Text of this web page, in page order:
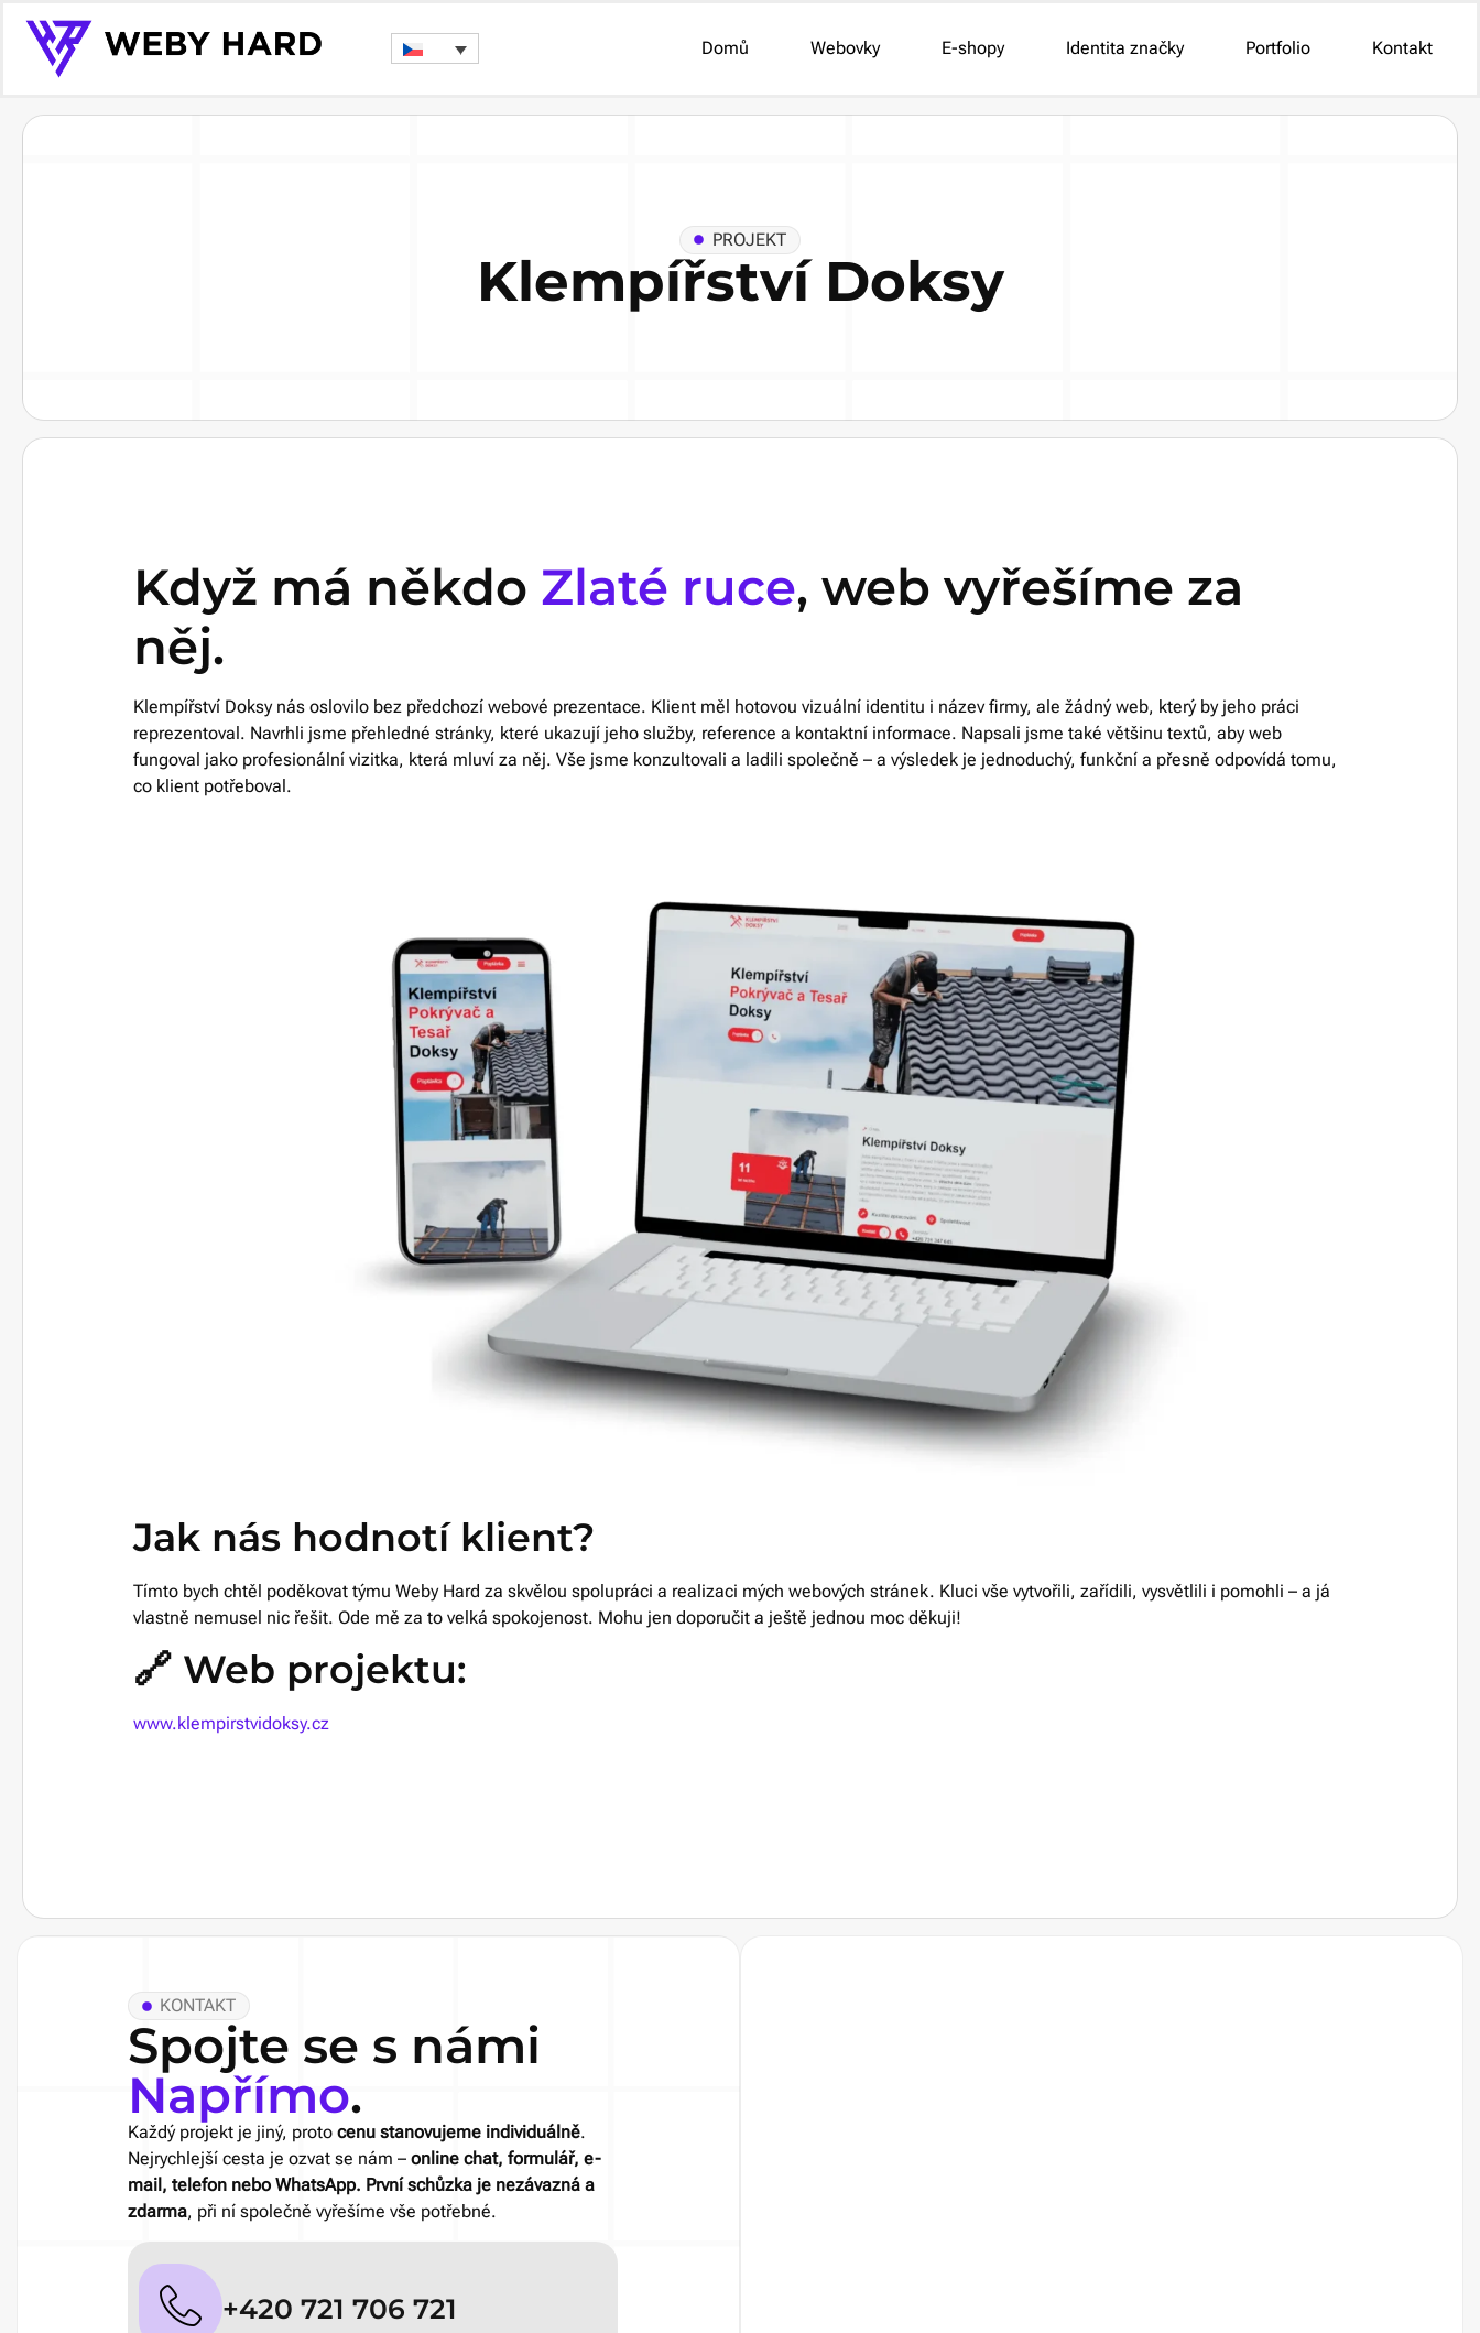
Domů Webovky E-shopy Identita značky Portfolio Kontakt
PROJEKT
Klempířství Doksy
Když má někdo Zlaté ruce, web vyřešíme za
něj.
Klempířství Doksy nás oslovilo bez předchozí webové prezentace. Klient měl hotovou vizuální identitu i název firmy, ale žádný web, který by jeho práci
reprezentoval. Navrhli jsme přehledné stránky, které ukazují jeho služby, reference a kontaktní informace. Napsali jsme také většinu textů, aby web
fungoval jako profesionální vizitka, která mluví za něj. Vše jsme konzultovali a ladili společně – a výsledek je jednoduchý, funkční a přesně odpovídá tomu,
co klient potřeboval.
Jak nás hodnotí klient?
Tímto bych chtěl poděkovat týmu Weby Hard za skvělou spolupráci a realizaci mých webových stránek. Kluci vše vytvořili, zařídili, vysvětlili i pomohli – a já
vlastně nemusel nic řešit. Ode mě za to velká spokojenost. Mohu jen doporučit a ještě jednou moc děkuji!
🔗 Web projektu:
www.klempirstvidoksy.cz
KONTAKT
Spojte se s námi
Napřímo.
Každý projekt je jiný, proto cenu stanovujeme individuálně.
Nejrychlejší cesta je ozvat se nám – online chat, formulář, e-
mail, telefon nebo WhatsApp. První schůzka je nezávazná a
zdarma, při ní společně vyřešíme vše potřebné.
+420 721 706 721